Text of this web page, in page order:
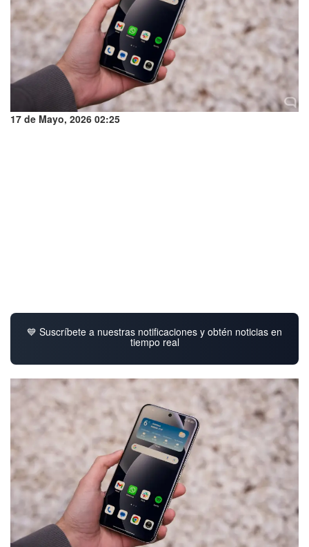
17 de Mayo, 2026 02:25
💙 Suscríbete a nuestras notificaciones y obtén noticias en
tiempo real